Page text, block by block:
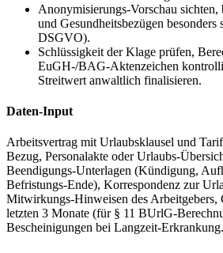
Anonymisierungs-Vorschau
und Gesundheitsbezügen
DSGVO).
Schlüssigkeit der Klage prüfen,
EuGH-/BAG-Aktenzeichen
Streitwert anwaltlich finalisieren.
Daten-Input
Arbeitsvertrag mit Urlaubsklausel und
Bezug, Personalakte oder Urlaubs-
Beendigungs-Unterlagen (Kündigung,
Befristungs-Ende), Korrespondenz zur
Mitwirkungs-Hinweisen des Arbeitgebers,
letzten 3 Monate (für § 11 BUrlG-
Bescheinigungen bei Langzeit-Erkrankung.